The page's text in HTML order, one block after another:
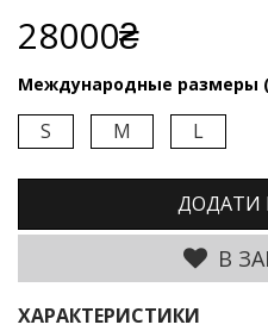
28000₴
Международные размеры
S M L
ДОДАТИ
В
ХАРАКТЕРИСТИКИ